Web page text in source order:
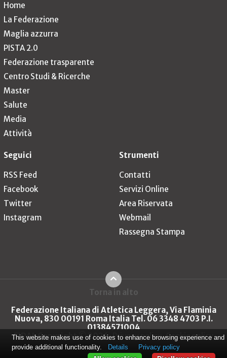
Home
La Federazione
Maglia azzurra
PISTA 2.0
Federazione trasparente
Centro Studi & Ricerche
Master
Salute
Media
Attività
Seguici
RSS Feed
Facebook
Twitter
Instagram
Strumenti
Contatti
Servizi Online
Area Riservata
Webmail
Rassegna Stampa
Torna in alto
Federazione Italiana di Atletica Leggera, Via Flaminia
Nuova, 830 00191 Roma Italia Tel. 06 3348 4703 P.I.
01384571004
FIDAL Copyright © 2026 Privacy policy Cookie policy
This website makes use of cookies to enhance browsing experience and
provide additional functionality.
Details
Privacy policy